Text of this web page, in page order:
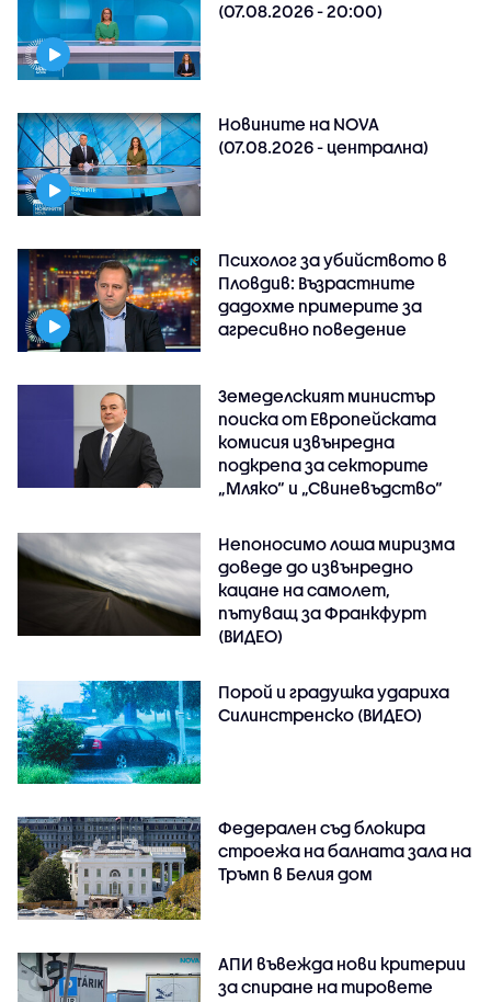
(07.08.2026 - 20:00)
Новините на NOVA
(07.08.2026 - централна)
Психолог за убийството в
Пловдив: Възрастните
дадохме примерите за
агресивно поведение
Земеделският министър
поиска от Европейската
комисия извънредна
подкрепа за секторите
„Мляко“ и „Свиневъдство“
Непоносимо лоша миризма
доведе до извънредно
кацане на самолет,
пътуващ за Франкфурт
(ВИДЕО)
Порой и градушка удариха
Силинстренско (ВИДЕО)
Федерален съд блокира
строежа на балната зала на
Тръмп в Белия дом
АПИ въвежда нови критерии
за спиране на тировете